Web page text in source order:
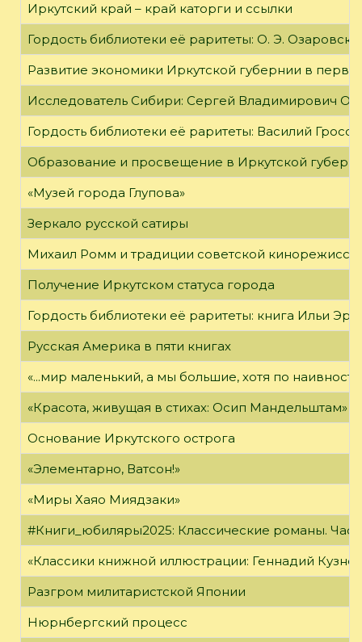
Иркутский край – край каторги и ссылки
Гордость библиотеки её раритеты: О. Э.
Развитие экономики Иркутской губернии в
Исследователь Сибири: Сергей Владимирович
Гордость библиотеки её раритеты: Василий
Образование и просвещение в Иркутской
«Музей города Глупова»
Зеркало русской сатиры
Михаил Ромм и традиции советской
Получение Иркутском статуса города
Гордость библиотеки её раритеты: книга Ильи
Русская Америка в пяти книгах
«...мир маленький, а мы большие, хотя по
«Красота, живущая в стихах: Осип Мандельштам»
Основание Иркутского острога
«Элементарно, Ватсон!»
«Миры Хаяо Миядзаки»
#Книги_юбиляры2025: Классические романы.
«Классики книжной иллюстрации: Геннадий
Разгром милитаристской Японии
Нюрнбергский процесс